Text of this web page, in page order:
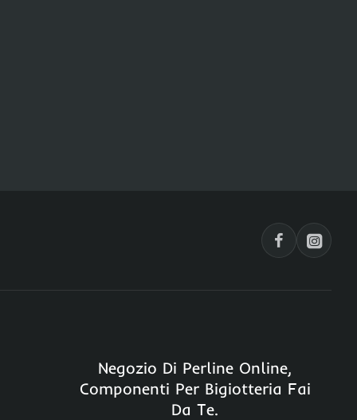
Negozio Di Perline Online,
Componenti Per Bigiotteria Fai
Da Te.